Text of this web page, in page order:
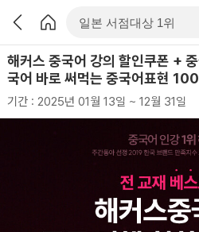
해커스 중국어 강의 할인쿠폰 +
국어 바로 써먹는 중국어표현
기간 : 2025년 01월 13일 ~ 12월 31일